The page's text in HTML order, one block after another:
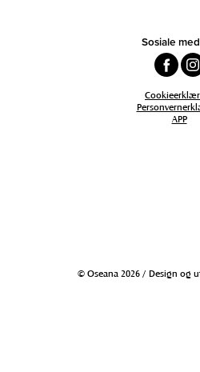
Sosiale
APP
© Oseana 2026 / Design og